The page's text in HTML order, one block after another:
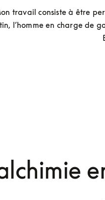
travail consiste à être
l’homme en charge de